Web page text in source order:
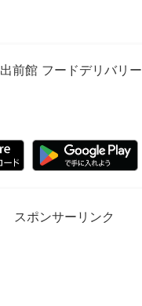
出前館 フードデリバリー
スポンサーリンク